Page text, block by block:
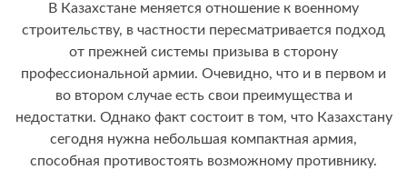
В Казахстане меняется отношение к военному
строительству, в частности пересматривается подход
от прежней системы призыва в сторону
профессиональной армии. Очевидно, что и в первом и
во втором случае есть свои преимущества и
недостатки. Однако факт состоит в том, что Казахстану
сегодня нужна небольшая компактная армия,
способная противостоять возможному противнику.